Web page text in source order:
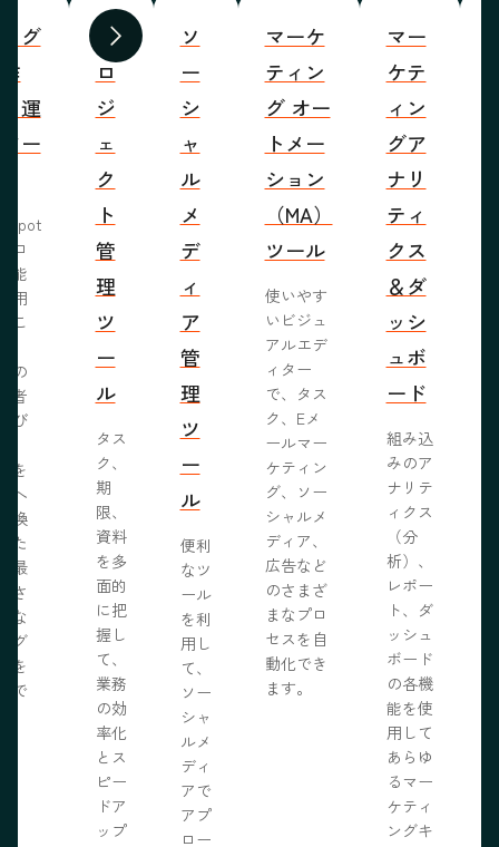
前へ 次へ
グ
運
ー
ロ
能
用
こ
の
者
び
を
へ
換
た
最
さ
な
グ
を
で
プ
ロ
ジ
ェ
ク
ト
管
理
ツ
ー
ル
タス
ク、
期
限、
資料
を多
面的
に把
握し
て、
業務
の効
率化
とス
ピー
ドア
ップ
ソ
ー
シ
ャ
ル
メ
デ
ィ
ア
管
理
ツ
ー
ル
便利
なツ
ール
を利
用し
て、
ソー
シャ
ルメ
ディ
アで
アプ
ロー
マーケ
ティン
グ オー
トメー
ション
（MA）
ツール
使いやす
いビジュ
アルエデ
ィター
で、タス
ク、Eメ
ールマー
ケティン
グ、ソー
シャルメ
ディア、
広告など
のさまざ
まなプロ
セスを自
動化でき
ます。
マー
ケテ
ィン
グア
ナリ
ティ
クス
＆ダ
ッシ
ュボ
ード
組み込
みのア
ナリテ
ィクス
（分
析）、
レポー
ト、ダ
ッシュ
ボード
の各機
能を使
用して
あらゆ
るマー
ケティ
ングキ